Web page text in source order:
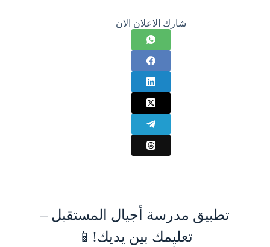
شارك الاعلان الان
تطبيق مدرسة أجيال المستقبل –
تعليمك بين يديك!📱